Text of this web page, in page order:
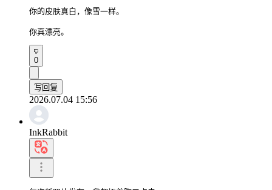
你的皮肤真白，像雪一样。
你真漂亮。
0
写回复
2026.07.04 15:56
InkRabbit